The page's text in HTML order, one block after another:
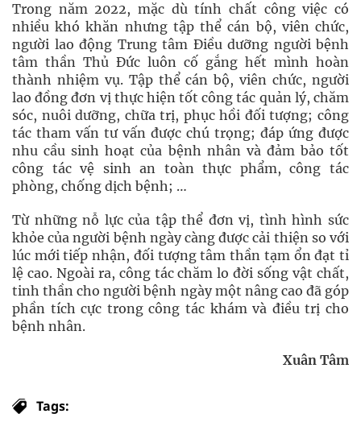
Trong năm 2022, mặc dù tính chất công việc có
nhiều khó khăn nhưng tập thể cán bộ, viên chức,
người lao động Trung tâm Điều dưỡng người bệnh
tâm thần Thủ Đức luôn cố gắng hết mình hoàn
thành nhiệm vụ. Tập thể cán bộ, viên chức, người
lao đồng đơn vị thực hiện tốt công tác quản lý, chăm
sóc, nuôi dưỡng, chữa trị, phục hồi đối tượng; công
tác tham vấn tư vấn được chú trọng; đáp ứng được
nhu cầu sinh hoạt của bệnh nhân và đảm bảo tốt
công tác vệ sinh an toàn thực phẩm, công tác
phòng, chống dịch bệnh; …
Từ những nỗ lực của tập thể đơn vị, tình hình sức
khỏe của người bệnh ngày càng được cải thiện so với
lúc mới tiếp nhận, đối tượng tâm thần tạm ổn đạt tỉ
lệ cao. Ngoài ra, công tác chăm lo đời sống vật chất,
tinh thần cho người bệnh ngày một nâng cao đã góp
phần tích cực trong công tác khám và điều trị cho
bệnh nhân.
Xuân Tâm
Tags: